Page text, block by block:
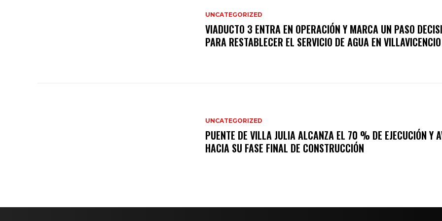
UNCATEGORIZED
VIADUCTO 3 ENTRA EN OPERACIÓN Y MARCA UN PASO
PARA RESTABLECER EL SERVICIO DE AGUA EN VILLAVICENCIO
UNCATEGORIZED
PUENTE DE VILLA JULIA ALCANZA EL 70 % DE EJECUCIÓN Y
HACIA SU FASE FINAL DE CONSTRUCCIÓN